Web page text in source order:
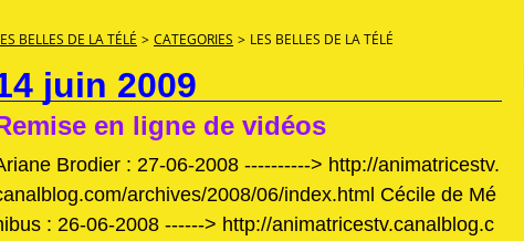
BELLES DE LA TÉLÉ > CATEGORIES > LES BELLES DE LA TÉLÉ
juin 2009
en ligne de vidéos
Brodier : 27-06-2008 ----------> http://animatricestv.
archives/2008/06/index.html Cécile de Mé
: 26-06-2008 ------> http://animatricestv.canalblog.c